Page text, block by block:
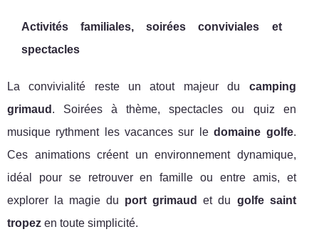
Activités familiales, soirées conviviales et
spectacles
La convivialité reste un atout majeur du camping
grimaud . Soirées à thème, spectacles ou quiz en
musique rythment les vacances sur ledomaine golfe.
Ces animations créent un environnement dynamique,
idéal pour se retrouver en famille ou entre amis, et
explorer la magie du port grimaud et du golfe saint
tropez en toute simplicité.